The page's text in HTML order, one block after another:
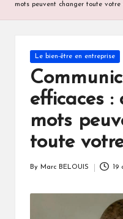
mots peuvent changer toute votre
Posted
Le bien-être en entreprise
efficaces :
mots
toute
By Marc BELOUIS